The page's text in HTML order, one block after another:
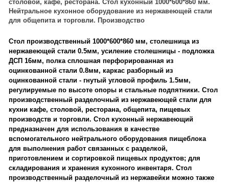
столовой, кафе, ресторана. Стол кухонный 1000*600*860 мм.
Нейтральное кухонное оборудование из нержавеющей стали
для общепита и торговли. Производство
Стол производственный 1000*600*860 мм, столешница из
нержавеющей стали 0.5мм, усиление столешницы - подложка
ДСП 16мм, полка сплошная перфорированная из
оцинкованной стали 0.8мм, каркас разборный из
оцинкованной стали - гнутый угловой профиль 1.5мм,
регулируемые по высоте опоры и стальные подпятники. Стол
производственный разделочный из нержавеющей стали для
кухни кафе, столовой, ресторана, общепита, пищевых
производств и торговли. Стол кухонный нержавеющий
предназначен для использования в качестве
вспомогательного нейтрального оборудования пищеблока
для выполнения работ связанных с разделкой,
приготовлением и сортировкой пищевых продуктов; для
складирования и хранения кухонного инвентаря. Стол
производственный разделочный из нержавейки можно также